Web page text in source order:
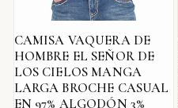
CAMISA VAQUERA DE
HOMBRE EL SEÑOR DE
LOS CIELOS MANGA
LARGA BROCHE CASUAL
EN 97% ALGODÓN 3%